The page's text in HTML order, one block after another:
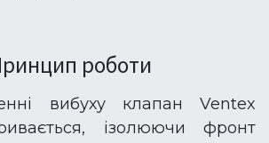
роботи
вибуху клапан Ventex
ізолюючи фронт